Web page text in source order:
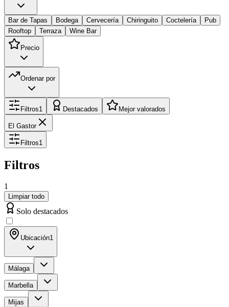
Bar de Tapas Bodega Cervecería Chiringuito Coctelería
Pub
Rooftop
Terraza Wine Bar
Precio
Ordenar por
Filtros1 Destacados Mejor valorados
El Gastor
Filtros1
Filtros
1
Limpiar todo
Solo destacados
Ubicación1
Málaga
Marbella
Mijas